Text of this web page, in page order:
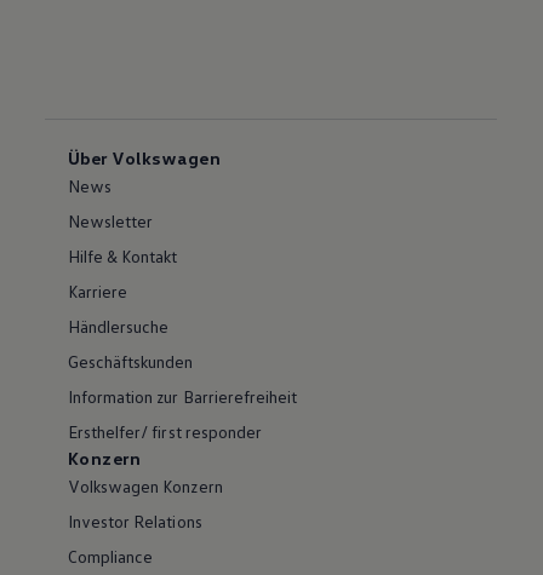
Über Volkswagen
News
Newsletter
Hilfe & Kontakt
Karriere
Händlersuche
Geschäftskunden
Information zur Barrierefreiheit
Ersthelfer/ first responder
Konzern
Volkswagen Konzern
Investor Relations
Compliance